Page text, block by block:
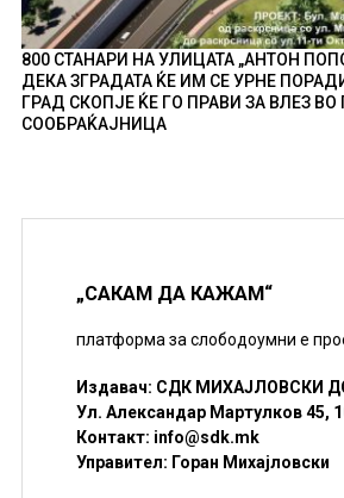
800 СТАНАРИ НА УЛИЦАТА „АНТОН
ДЕКА ЗГРАДАТА ЌЕ ИМ СЕ УРНЕ
ГРАД СКОПЈЕ ЌЕ ГО ПРАВИ ЗА ВЛЕЗ
СООБРАЌАЈНИЦА
„САКАМ ДА КАЖАМ“
платформа за слободоумни е
Издавач: СДК МИХАЈЛОВСКИ
Ул. Александар Мартулков 45,
Контакт: info@sdk.mk
Управител: Горан Михајловски